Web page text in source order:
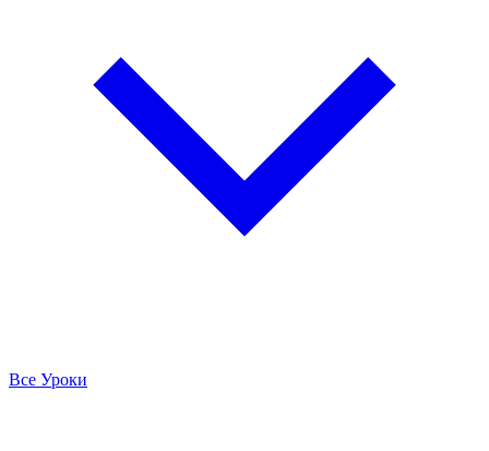
Все Уроки